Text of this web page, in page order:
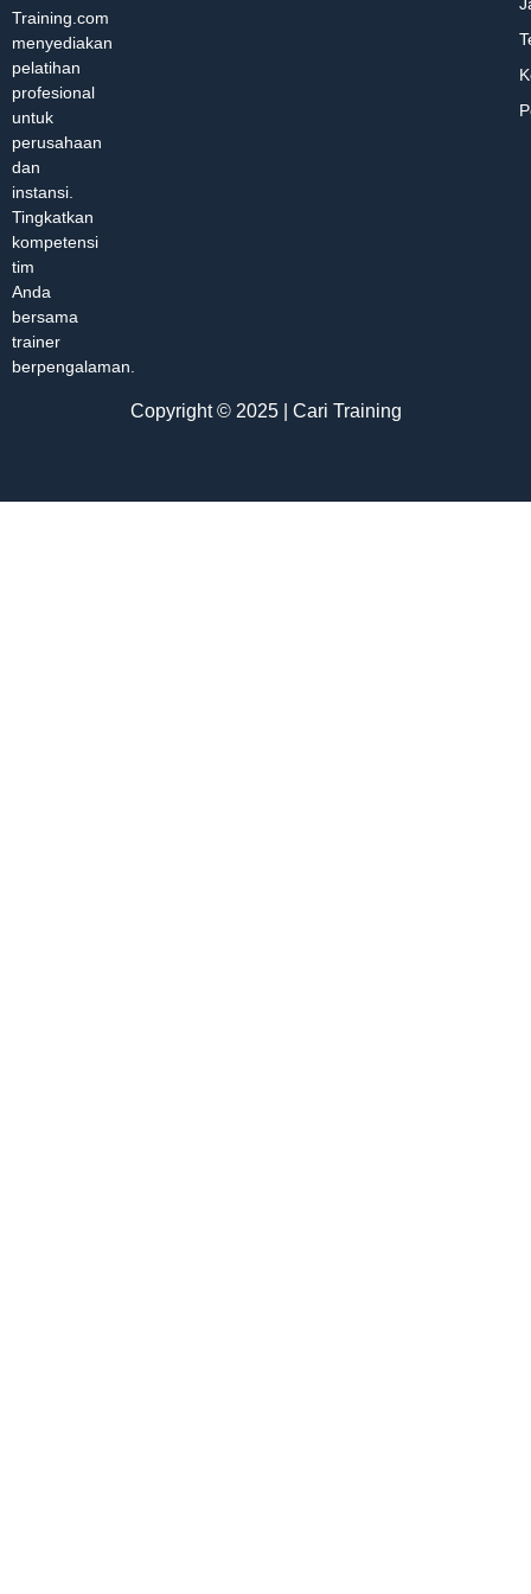
Training.com
menyediakan
pelatihan
profesional
untuk
perusahaan
dan
instansi.
Tingkatkan
kompetensi
tim
Anda
bersama
trainer
berpengalaman.
Copyright © 2025 | Cari Training